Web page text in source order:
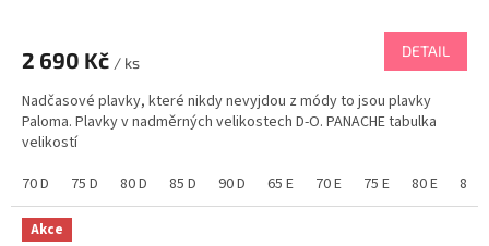
2 690 Kč / ks
DETAIL
Nadčasové plavky, které nikdy nevyjdou z módy to jsou plavky
Paloma. Plavky v nadměrných velikostech D-O. PANACHE tabulka
velikostí
70 D
75 D 80 D 85 D 90 D 65 E 70 E 75 E 80 E 85 E
Akce